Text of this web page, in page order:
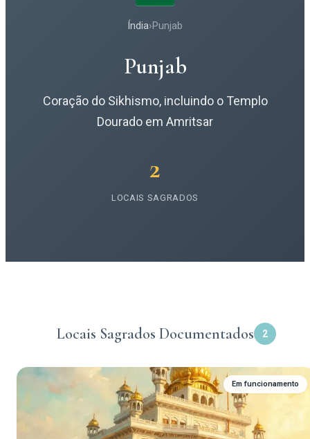
Índia›Punjab
Punjab
Coração do Sikhismo, incluindo o Templo
Dourado em Amritsar
2
LOCAIS SAGRADOS
Locais Sagrados Documentados 2
Em funcionamento